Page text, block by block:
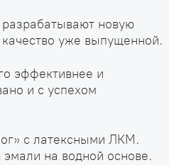
новую
уже выпущенной.
эффективнее и
и с успехом
с латексными ЛКМ.
на водной основе.